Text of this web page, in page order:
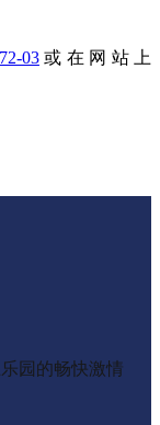
03或在网站上
园的畅快激情
！